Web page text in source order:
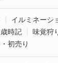
イルミネーシ
時記
味覚狩
初売り